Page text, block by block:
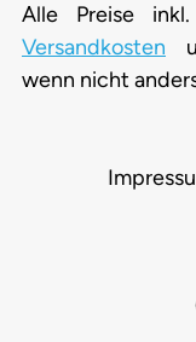
Alle Preise
Versandkosten
wenn nicht